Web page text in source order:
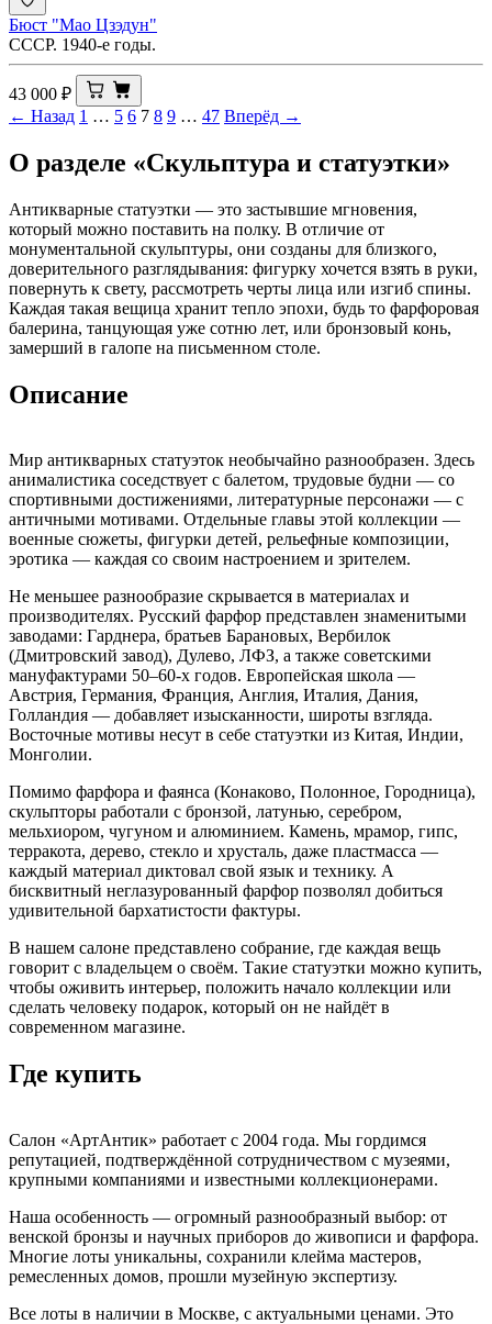
Бюст "Мао Цзэдун"
СССР. 1940-е годы.
43 000 ₽
← Назад 1 … 5 6 7 8 9 … 47 Вперёд →
О разделе «Скульптура и статуэтки»
Антикварные статуэтки — это застывшие мгновения,
который можно поставить на полку. В отличие от
монументальной скульптуры, они созданы для близкого,
доверительного разглядывания: фигурку хочется взять в руки,
повернуть к свету, рассмотреть черты лица или изгиб спины.
Каждая такая вещица хранит тепло эпохи, будь то фарфоровая
балерина, танцующая уже сотню лет, или бронзовый конь,
замерший в галопе на письменном столе.
Описание
Мир антикварных статуэток необычайно разнообразен. Здесь
анималистика соседствует с балетом, трудовые будни — со
спортивными достижениями, литературные персонажи — с
античными мотивами. Отдельные главы этой коллекции —
военные сюжеты, фигурки детей, рельефные композиции,
эротика — каждая со своим настроением и зрителем.
Не меньшее разнообразие скрывается в материалах и
производителях. Русский фарфор представлен знаменитыми
заводами: Гарднера, братьев Барановых, Вербилок
(Дмитровский завод), Дулево, ЛФЗ, а также советскими
мануфактурами 50–60-х годов. Европейская школа —
Австрия, Германия, Франция, Англия, Италия, Дания,
Голландия — добавляет изысканности, широты взгляда.
Восточные мотивы несут в себе статуэтки из Китая, Индии,
Монголии.
Помимо фарфора и фаянса (Конаково, Полонное, Городница),
скульпторы работали с бронзой, латунью, серебром,
мельхиором, чугуном и алюминием. Камень, мрамор, гипс,
терракота, дерево, стекло и хрусталь, даже пластмасса —
каждый материал диктовал свой язык и технику. А
бисквитный неглазурованный фарфор позволял добиться
удивительной бархатистости фактуры.
В нашем салоне представлено собрание, где каждая вещь
говорит с владельцем о своём. Такие статуэтки можно купить,
чтобы оживить интерьер, положить начало коллекции или
сделать человеку подарок, который он не найдёт в
современном магазине.
Где купить
Салон «АртАнтик» работает с 2004 года. Мы гордимся
репутацией, подтверждённой сотрудничеством с музеями,
крупными компаниями и известными коллекционерами.
Наша особенность — огромный разнообразный выбор: от
венской бронзы и научных приборов до живописи и фарфора.
Многие лоты уникальны, сохранили клейма мастеров,
ремесленных домов, прошли музейную экспертизу.
Все лоты в наличии в Москве, с актуальными ценами. Это